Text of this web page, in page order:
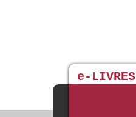
e-LIVRES